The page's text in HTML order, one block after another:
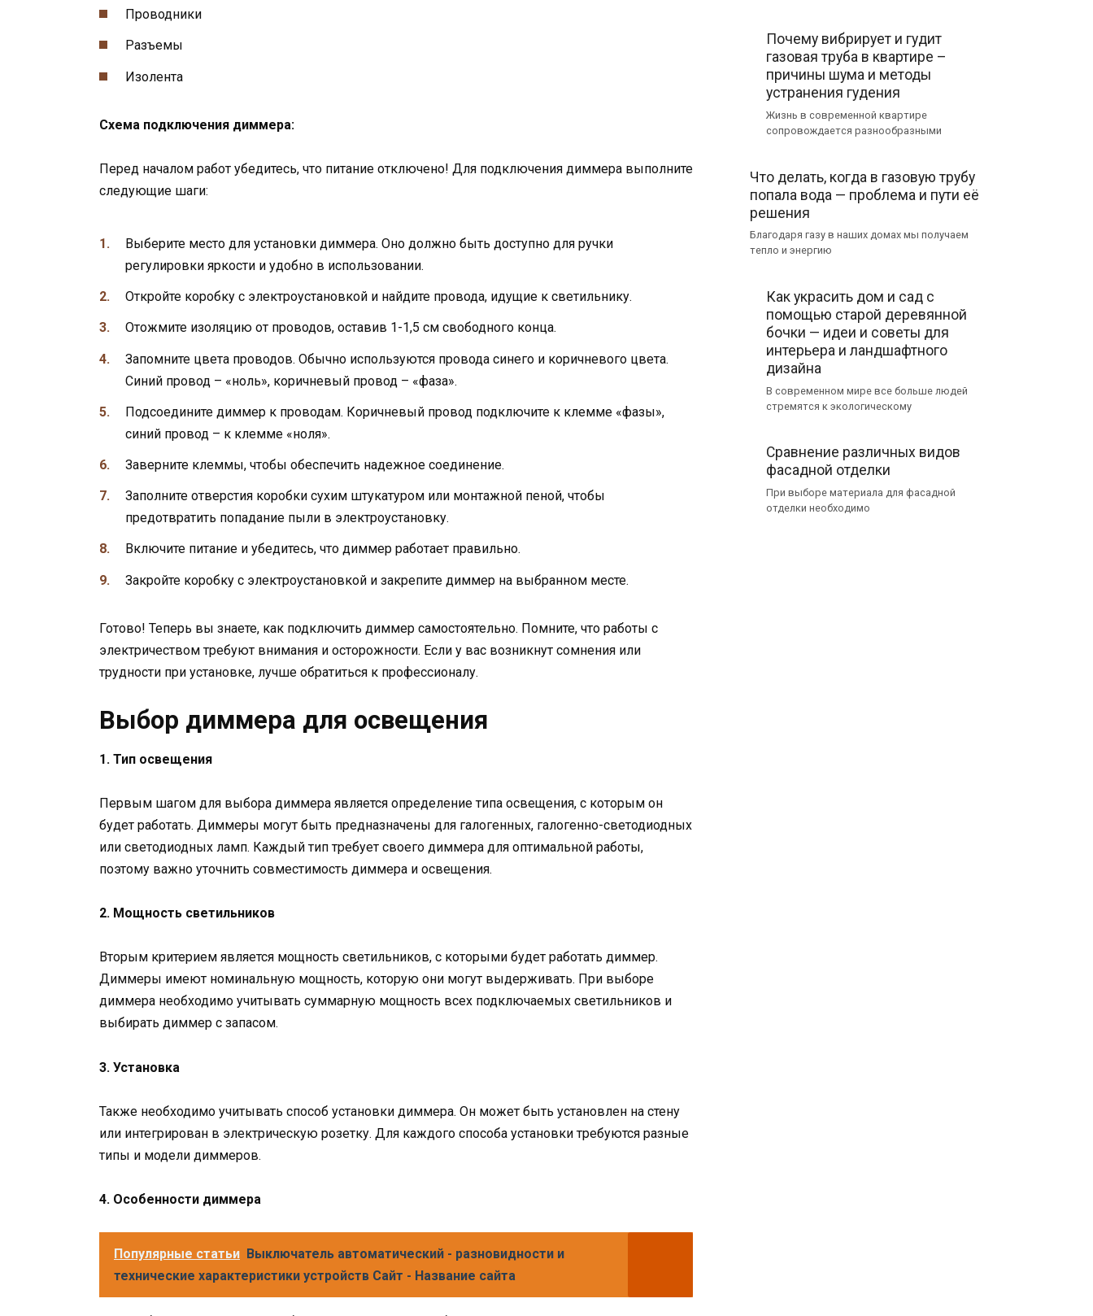
Проводники
Разъемы
Изолента
Схема подключения диммера:
Перед началом работ убедитесь, что питание отключено! Для подключения диммера выполните
следующие шаги:
Выберите место для установки диммера. Оно должно быть доступно для ручки
регулировки яркости и удобно в использовании.
Откройте коробку с электроустановкой и найдите провода, идущие к светильнику.
Отожмите изоляцию от проводов, оставив 1-1,5 см свободного конца.
Запомните цвета проводов. Обычно используются провода синего и коричневого цвета.
Синий провод – «ноль», коричневый провод – «фаза».
Подсоедините диммер к проводам. Коричневый провод подключите к клемме «фазы»,
синий провод – к клемме «ноля».
Заверните клеммы, чтобы обеспечить надежное соединение.
Заполните отверстия коробки сухим штукатуром или монтажной пеной, чтобы
предотвратить попадание пыли в электроустановку.
Включите питание и убедитесь, что диммер работает правильно.
Закройте коробку с электроустановкой и закрепите диммер на выбранном месте.
Готово! Теперь вы знаете, как подключить диммер самостоятельно. Помните, что работы с
электричеством требуют внимания и осторожности. Если у вас возникнут сомнения или
трудности при установке, лучше обратиться к профессионалу.
Выбор диммера для освещения
1. Тип освещения
Первым шагом для выбора диммера является определение типа освещения, с которым он
будет работать. Диммеры могут быть предназначены для галогенных, галогенно-светодиодных
или светодиодных ламп. Каждый тип требует своего диммера для оптимальной работы,
поэтому важно уточнить совместимость диммера и освещения.
2. Мощность светильников
Вторым критерием является мощность светильников, с которыми будет работать диммер.
Диммеры имеют номинальную мощность, которую они могут выдерживать. При выборе
диммера необходимо учитывать суммарную мощность всех подключаемых светильников и
выбирать диммер с запасом.
3. Установка
Также необходимо учитывать способ установки диммера. Он может быть установлен на стену
или интегрирован в электрическую розетку. Для каждого способа установки требуются разные
типы и модели диммеров.
4. Особенности диммера
Популярные статьи Выключатель автоматический - разновидности и
технические характеристики устройств Сайт - Название сайта
Почему вибрирует и гудит
газовая труба в квартире –
причины шума и методы
устранения гудения
Жизнь в современной квартире
сопровождается разнообразными
Что делать, когда в газовую трубу
попала вода — проблема и пути её
решения
Благодаря газу в наших домах мы получаем
тепло и энергию
Как украсить дом и сад с
помощью старой деревянной
бочки — идеи и советы для
интерьера и ландшафтного
дизайна
В современном мире все больше людей
стремятся к экологическому
Сравнение различных видов
фасадной отделки
При выборе материала для фасадной
отделки необходимо